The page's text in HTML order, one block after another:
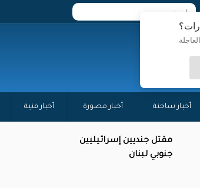
أخبار ساخنة أخبار مصورة أخبار فنية
مقتل جنديين إسرائيليين
جنوبي لبنان